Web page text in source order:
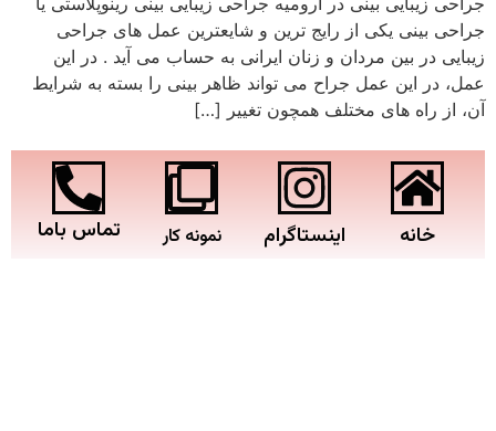
جراحی بینی یکی از رایج ترین و شایعترین عمل های جراحی
زیبایی در بین مردان و زنان ایرانی به حساب می آید . در این
عمل، در این عمل جراح می تواند ظاهر بینی را بسته به شرایط
آن، از راه های مختلف همچون تغییر […]
خانه اینستاگرام نمونه کار تماس باما